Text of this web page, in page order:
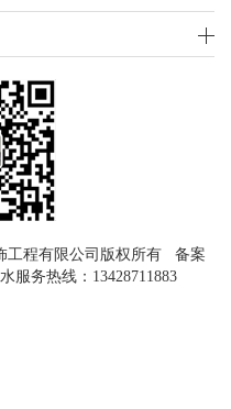
工程有限公司版权所有 备案
服务热线： 13428711883